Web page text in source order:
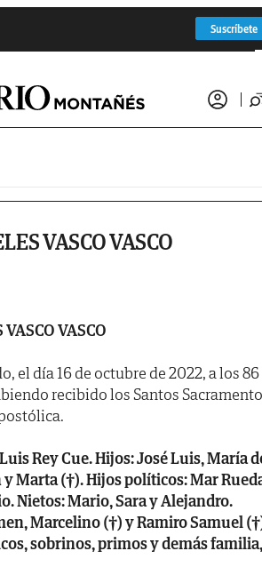
Suscríbete
VASCO VASCO
VASCO
el día 16 de octubre de 2022, a los 86
recibido los Santos
Rey Cue. Hijos: José Luis, María
Marta (†). Hijos políticos: Mar
Nietos: Mario, Sara y Alejandro.
Marcelino (†) y Ramiro Samuel
sobrinos, primos y demás familia,